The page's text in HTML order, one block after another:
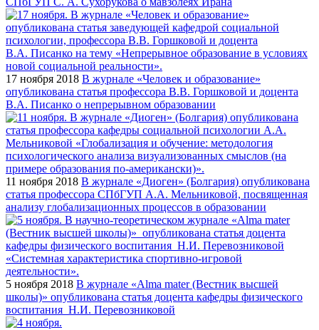
17 ноября 2018 В журнале «Человек и образование»
опубликована статья профессора В.В. Горшковой и доцента
В.А. Писанко о непрерывном образовании
11 ноября 2018 В журнале «Диоген» (Болгария) опубликована
статья профессора СПбГУП А.А. Мельниковой, посвященная
анализу глобализационных процессов в образовании
5 ноября 2018 В журнале «Alma mater (Вестник высшей
школы)» опубликована статья доцента кафедры физического
воспитания Н.И. Перевозниковой